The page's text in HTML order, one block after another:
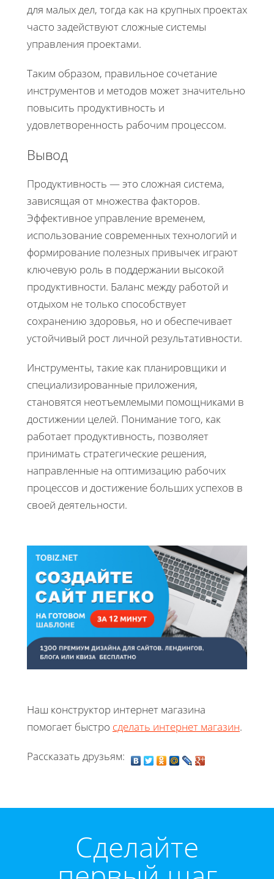
для малых дел, тогда как на крупных проектах
часто задействуют сложные системы
управления проектами.
Таким образом, правильное сочетание
инструментов и методов может значительно
повысить продуктивность и
удовлетворенность рабочим процессом.
Вывод
Продуктивность — это сложная система,
зависящая от множества факторов.
Эффективное управление временем,
использование современных технологий и
формирование полезных привычек играют
ключевую роль в поддержании высокой
продуктивности. Баланс между работой и
отдыхом не только способствует
сохранению здоровья, но и обеспечивает
устойчивый рост личной результативности.
Инструменты, такие как планировщики и
специализированные приложения,
становятся неотъемлемыми помощниками в
достижении целей. Понимание того, как
работает продуктивность, позволяет
принимать стратегические решения,
направленные на оптимизацию рабочих
процессов и достижение больших успехов в
своей деятельности.
Наш конструктор интернет магазина
помогает быстро сделать интернет магазин.
Рассказать друзьям:
Cделайте